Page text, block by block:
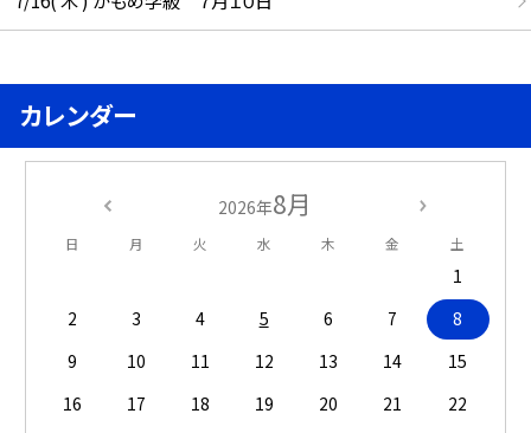
カレンダー
2026年8月
日 月 火 水 木 金 土
1
2
3 4 5 6 7
8
9
10 11 12 13 14
15
16
17 18 19 20 21
22